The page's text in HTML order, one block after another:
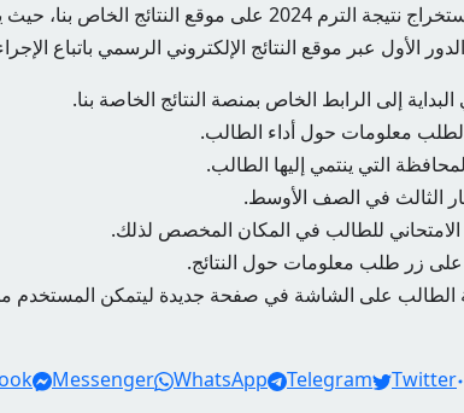
يفوتنا أن نذكر خطوات استخراج نتيجة الترم 2024 على موقع
الأول عبر موقع النتائج الإلكتروني الرسمي باتباع
إلى الرابط الخاص بمنصة النتائج الخاصة بنا.
لطلب معلومات حول أداء الطالب.
التي ينتمي إليها الطالب.
الثالث في الصف الأوسط.
الامتحاني للطالب في المكان المخصص لذلك.
على زر طلب معلومات حول النتائج.
الطالب على الشاشة في صفحة جديدة ليتمكن المستخدم من
Messenger WhatsApp Telegram Twitter